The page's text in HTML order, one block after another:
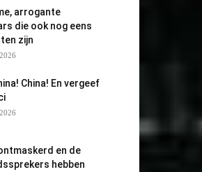
arrogante
die ook nog eens
zijn
China! En vergeef
en de
hebben